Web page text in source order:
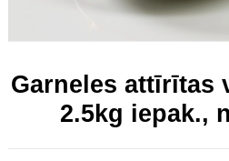
Garneles attīrītas
2.5kg iepak.,